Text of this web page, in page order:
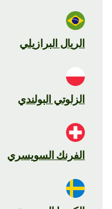
الريال البرازيلي
الزلوتي البولندي
الفرنك السويسري